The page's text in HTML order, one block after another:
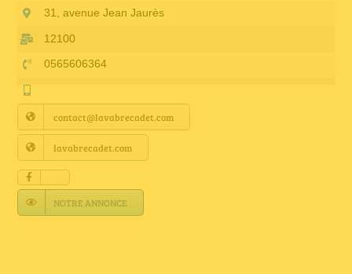
Petites annonces
Annuaire Fournisseurs
Actualités
Contact
31, avenue Jean Jaurès
12100
0565606364
contact@lavabrecadet.com
lavabrecadet.com
NOTRE ANNONCE